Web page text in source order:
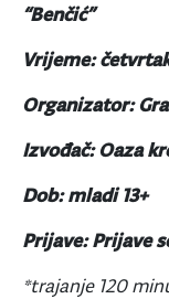
“Benčić”
Vrijeme:
Organizator:
Izvođač: Oaza
Dob: mladi 13+
Prijave: Prijave
*trajanje 120